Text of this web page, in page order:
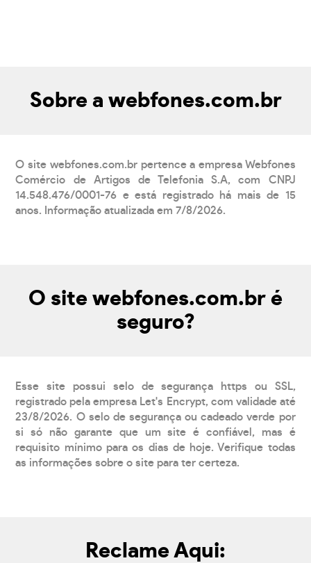
Sobre a webfones.com.br
O site webfones.com.br pertence a empresa Webfones
Comércio de Artigos de Telefonia S.A, com CNPJ
14.548.476/0001-76 e está registrado há mais de 15
anos. Informação atualizada em 7/8/2026.
O site webfones.com.br é
seguro?
Esse site possui selo de segurança https ou SSL,
registrado pela empresa Let's Encrypt, com validade até
23/8/2026. O selo de segurança ou cadeado verde por
si só não garante que um site é confiável, mas é
requisito mínimo para os dias de hoje. Verifique todas
as informações sobre o site para ter certeza.
Reclame Aqui: